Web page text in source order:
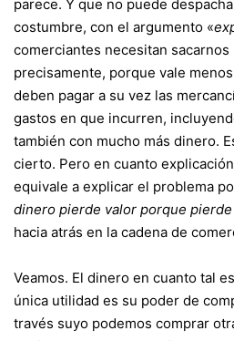
parece. Y que no puede
costumbre, con el argumento «
comerciantes necesitan sacarnos
precisamente, porque vale
deben pagar a su vez las
gastos en que incurren,
también con mucho más dinero.
cierto. Pero en cuanto
equivale a explicar el problema
dinero pierde valor porque
hacia atrás en la cadena de
Veamos. El dinero en cuanto tal
única utilidad es su poder de
través suyo podemos comprar